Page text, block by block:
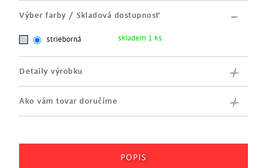
Výber farby / Skladová dostupnosť
strieborná skladem 1 ks
Detaily výrobku
Ako vám tovar doručíme
POPIS